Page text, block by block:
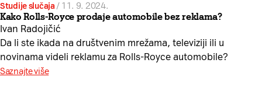
Studije slučaja/ 11. 9. 2024.
Kako Rolls-Royce prodaje automobile bez reklama?
Ivan Radojičić
Da li ste ikada na društvenim mrežama, televiziji ili u
novinama videli reklamu za Rolls-Royce automobile?
Saznajte više